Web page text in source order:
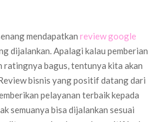
mendapatkan review google
dijalankan. Apalagi kalau pemberian
bagus, tentunya kita akan
bisnis yang positif datang dari
pelayanan terbaik kepada
semuanya bisa dijalankan sesuai